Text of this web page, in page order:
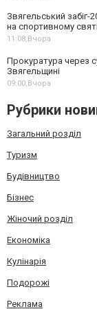
Звягельський
на спортивному
11:08, Вчора
Прокуратура через
Звягельщині
09:00, Вчора
Рубрики
Загальний розділ
Туризм
Будівництво
Бізнес
Жіночий розділ
Економіка
Кулінарія
Подорожі
Реклама